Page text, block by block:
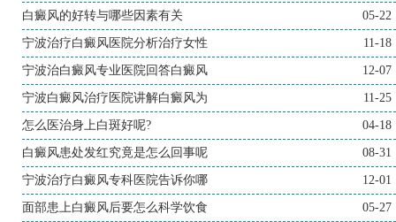
白癜风的好转与哪些因素有关 05-22
宁波治疗白癜风医院分析治疗女性 11-18
宁波治白癜风专业医院回答白癜风 12-07
宁波白癜风治疗医院讲解白癜风为 11-25
怎么医治身上白斑好呢? 04-18
白癜风患处发红究竟是怎么回事呢 08-31
宁波治疗白癜风专科医院告诉你哪 12-01
面部患上白癜风后要怎么科学饮食 05-27